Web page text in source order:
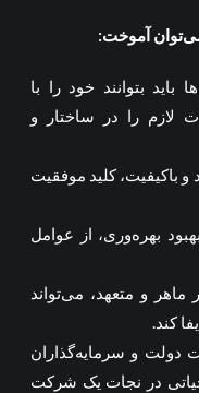
آموخت:
باید بتوانند خود را با
لازم را در ساختار و
باکیفیت، کلید موفقیت
بهره‌وری، از عوامل
ماهر و متعهد، می‌تواند
کند.
دولت و سرمایه‌گذاران
در نجات یک شرکت